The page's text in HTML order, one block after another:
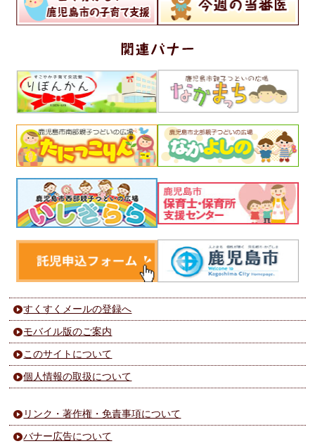
すくすくメールの登録へ
モバイル版のご案内
このサイトについて
個人情報の取扱について
リンク・著作権・免責事項について
バナー広告について